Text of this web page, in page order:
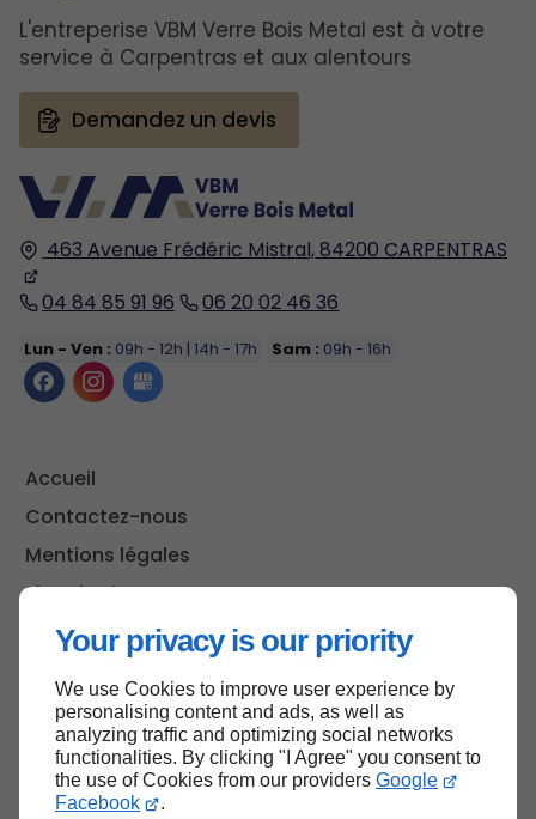
Your privacy is our priority
We use Cookies to improve user experience by
personalising content and ads, as well as
analyzing traffic and optimizing social networks
functionalities. By clicking "I Agree" you consent to
the use of Cookies from our providers Google
Facebook
.
463 Avenue Frédéric Mistral,84200 CARPENTRAS
04 84 85 91 96
06 20 02 46 36
Lun - Ven : 09h - 12h | 14h - 17h Sam : 09h - 16h
Accueil
Contactez-nous
Mentions légales
Plan du site
L'entreperise VBM Verre Bois Metal est à votre
service à Carpentras et aux alentours
Demandez un devis
Haut de page